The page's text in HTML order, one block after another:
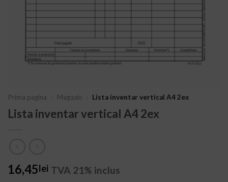
Prima pagina Magazin Lista inventar vertical A4 2ex
Lista inventar vertical A4 2ex
16,45lei TVA 21% inclus